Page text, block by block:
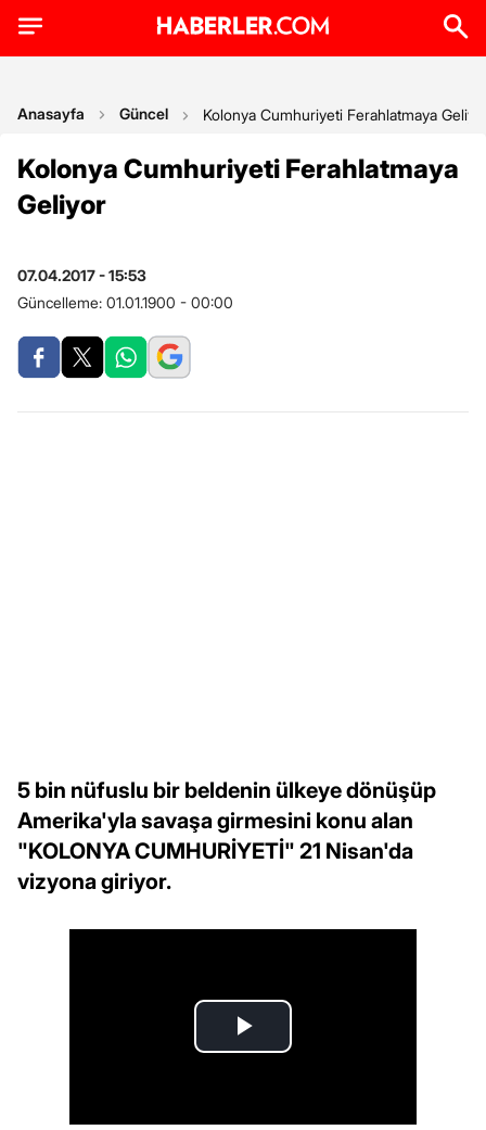
Anasayfa Güncel Kolonya Cumhuriyeti Ferahlatmaya
Kolonya Cumhuriyeti Ferahlatmaya
Geliyor
07.04.2017 - 15:53
Güncelleme: 01.01.1900 - 00:00
5 bin nüfuslu bir beldenin ülkeye dönüşüp
Amerika'yla savaşa girmesini konu alan
"KOLONYA CUMHURİYETİ" 21 Nisan'da
vizyona giriyor.